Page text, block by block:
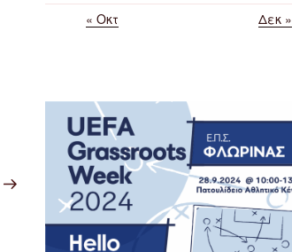
« Οκτ
Δεκ »